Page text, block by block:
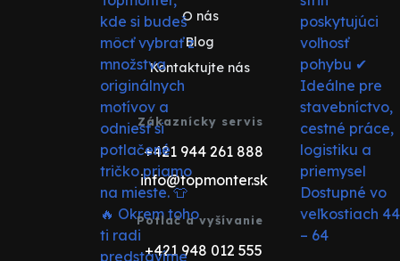
O nás
Blog
Kontaktujte nás
Zákaznícky servis
+421 944 261 888
info@topmonter.sk
Potlač a vyšívanie
+421 948 012 555